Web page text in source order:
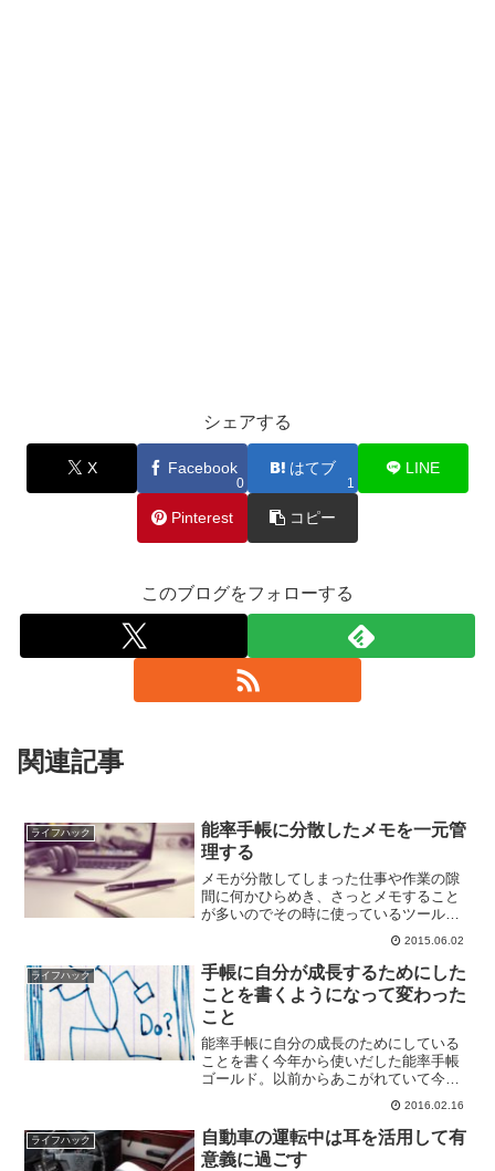
シェアする
X Facebook
0
はてブ
1
LINE
Pinterest コピー
このブログをフォローする
関連記事
ライフハック
能率手帳に分散したメモを一元管
理する
メモが分散してしまった仕事や作業の隙
間に何かひらめき、さっとメモすること
が多いのでその時に使っているツールや
手を伸ばしやすいツールにメモをしてい
ます。出勤時や外出時は測量野帳、PC作
業中はデスクトップのテキストファイル
や机の上のメモ用紙、i...
2015.06.02
ライフハック
手帳に自分が成長するためにした
ことを書くようになって変わった
こと
能率手帳に自分の成長のためにしている
ことを書く今年から使いだした能率手帳
ゴールド。以前からあこがれていて今年
やっと使いだした能率手帳ゴールド。せ
っかく憧れの存在をつかうのだから、今
年は新しい試みをしています。それは、
自分の成長のために手帳を...
2016.02.16
ライフハック
自動車の運転中は耳を活用して有
意義に過ごす